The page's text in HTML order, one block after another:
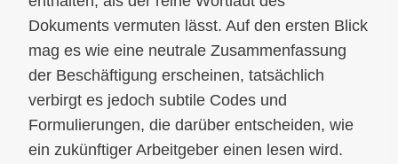
Dokuments vermuten lässt. Auf den ersten Blick
mag es wie eine neutrale Zusammenfassung
der Beschäftigung erscheinen, tatsächlich
verbirgt es jedoch subtile Codes und
Formulierungen, die darüber entscheiden, wie
ein zukünftiger Arbeitgeber einen lesen wird.